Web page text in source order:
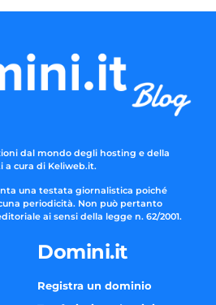
dal mondo degli hosting e della
cura di Keliweb.it.
una testata giornalistica poiché
periodicità. Non può pertanto
ai sensi della legge n. 62/2001.
Domini.it
Registra un dominio